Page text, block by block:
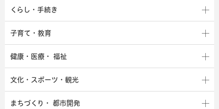
くらし・手続き
子育て・教育
健康・医療・ 福祉
文化・スポーツ・観光
まちづくり・ 都市開発